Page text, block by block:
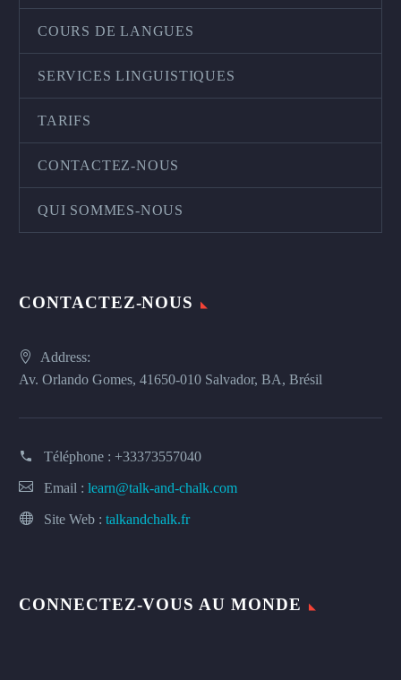
COURS DE LANGUES
SERVICES LINGUISTIQUES
TARIFS
CONTACTEZ-NOUS
QUI SOMMES-NOUS
CONTACTEZ-NOUS
Address:
Av. Orlando Gomes, 41650-010 Salvador, BA, Brésil
Téléphone : +33373557040
Email : learn@talk-and-chalk.com
Site Web : talkandchalk.fr
CONNECTEZ-VOUS AU MONDE